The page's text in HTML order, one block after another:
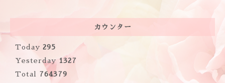
カウンター
Today 295
Yesterday 1327
Total 764379